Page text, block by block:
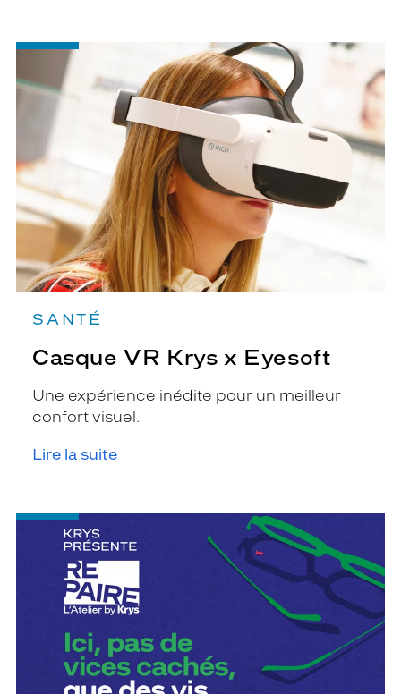
SANTÉ
Casque VR Krys x Eyesoft
Une expérience inédite pour un meilleur
confort visuel.
Lire la suite
-
Casque
VR
Eyesoft
-
PAIRE
L'Atelier
Nettoyage,
entretien